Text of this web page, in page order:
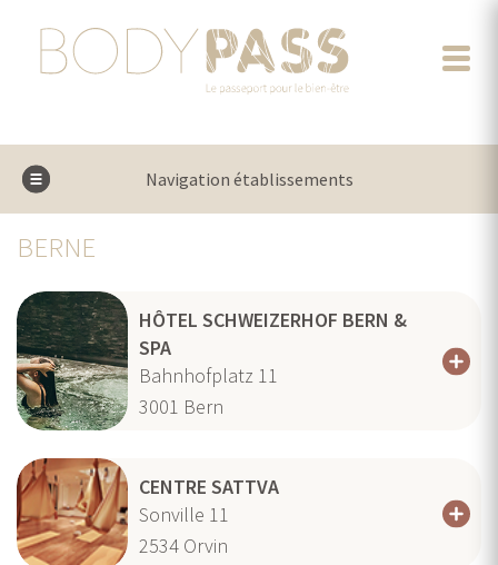
Navigation établissements
BERNE
HÔTEL SCHWEIZERHOF BERN &
SPA
Bahnhofplatz 11
3001 Bern
CENTRE SATTVA
Sonville 11
2534 Orvin